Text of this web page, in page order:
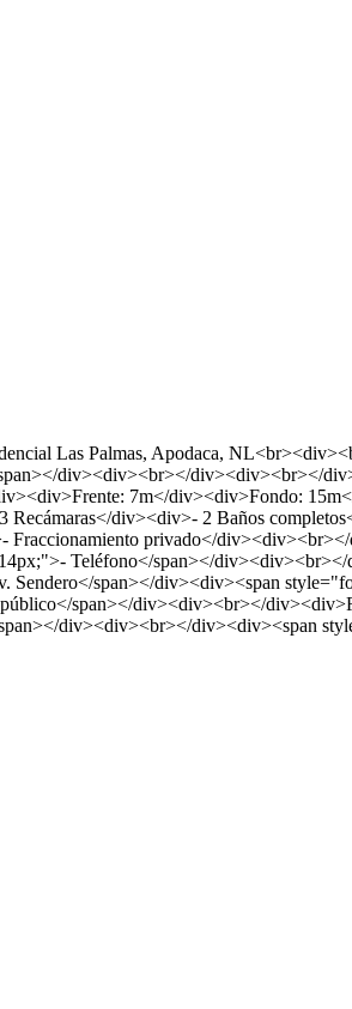
Las Palmas, Apodaca,
div><div><br></div><div><br></
7m</div><div>Fondo:
div><div>- 2 Baños
Fraccionamiento privado</
Teléfono</span></
span></div><div><span
público</span></div><div><br></
div><div><br></div><div><span